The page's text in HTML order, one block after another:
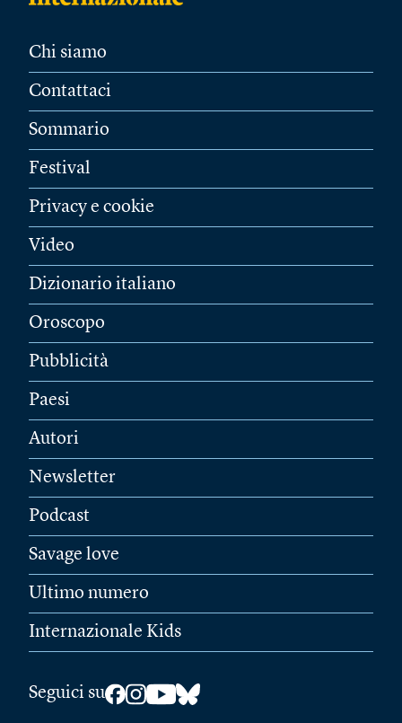
Chi siamo
Contattaci
Sommario
Festival
Privacy e cookie
Video
Dizionario italiano
Oroscopo
Pubblicità
Paesi
Autori
Newsletter
Podcast
Savage love
Ultimo numero
Internazionale Kids
Seguici su